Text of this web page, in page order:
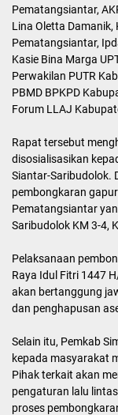
Pematangsiantar,
Lina Oletta
Pematangsiantar,
Kasie Bina Marga
Perwakilan PUTR
PBMD BPKPD
Forum LLAJ
Rapat tersebut
disosialisasikan
Siantar-Saribudolok.
pembongkaran
Pematangsiantar
Saribudolok KM 3-4,
Pelaksanaan
Raya Idul Fitri 1447
akan bertanggung
dan penghapusan
Selain itu, Pemkab
kepada masyarakat
Pihak terkait akan
pengaturan lalu
proses